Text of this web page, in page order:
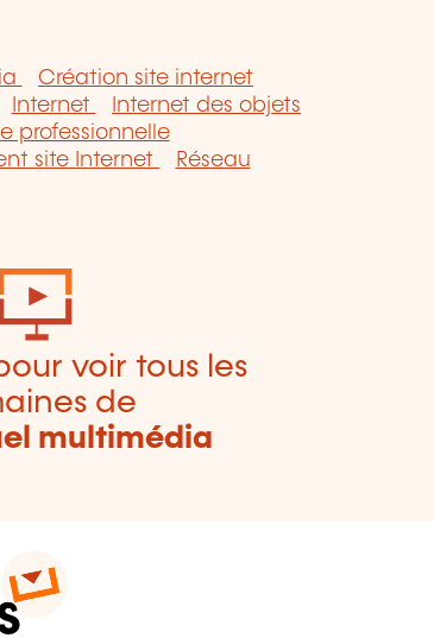
Création site internet
Internet
Internet des objets
professionnelle
site Internet
Réseau
voir tous les
de
multimédia